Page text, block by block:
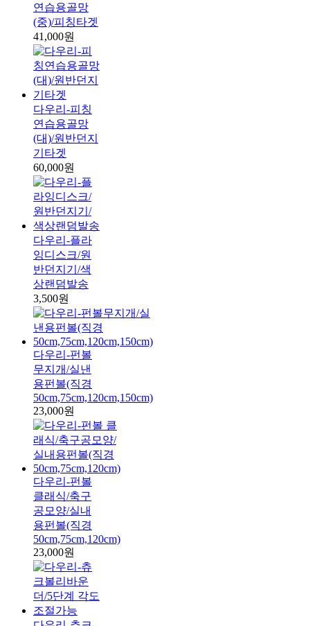
연습용골망
(중)/피칭타겟
41,000원
다우리-피칭
연습용골망
(대)/원반던지
기타겟
60,000원
다우리-플라
잉디스크/원
반던지기/색
상랜덤발송
3,500원
다우리-펀볼
무지개/실낸
용펀볼(직경
50cm,75cm,120cm,150cm)
23,000원
다우리-펀볼
클래식/축구
공모양/실내
용펀볼(직경
50cm,75cm,120cm)
23,000원